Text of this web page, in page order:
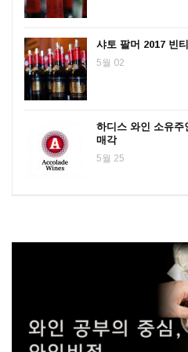
샤토 팔머 2017 빈
5월 02
하디스 와인 소유주
매각
5월 25